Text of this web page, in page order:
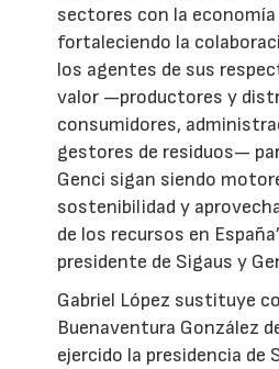
sectores con la economía
fortaleciendo la
los agentes de sus
valor —productores y
consumidores,
gestores de residuos—
Genci sigan siendo
sostenibilidad y
de los recursos en
presidente de Sigaus y
Gabriel López sustituye
Buenaventura González
ejercido la presidencia de